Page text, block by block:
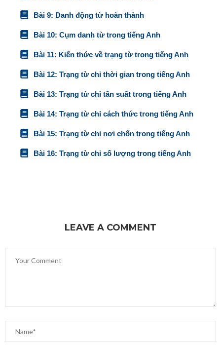
Bài 9: Danh động từ hoàn thành
Bài 10: Cụm danh từ trong tiếng Anh
Bài 11: Kiến thức về trạng từ trong tiếng Anh
Bài 12: Trạng từ chỉ thời gian trong tiếng Anh
Bài 13: Trạng từ chỉ tần suất trong tiếng Anh
Bài 14: Trạng từ chỉ cách thức trong tiếng Anh
Bài 15: Trạng từ chỉ nơi chốn trong tiếng Anh
Bài 16: Trạng từ chỉ số lượng trong tiếng Anh
LEAVE A COMMENT